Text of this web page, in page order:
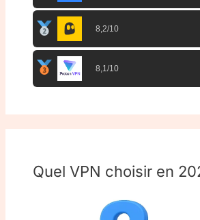
8,2/10
8,1/10
Quel VPN choisir en